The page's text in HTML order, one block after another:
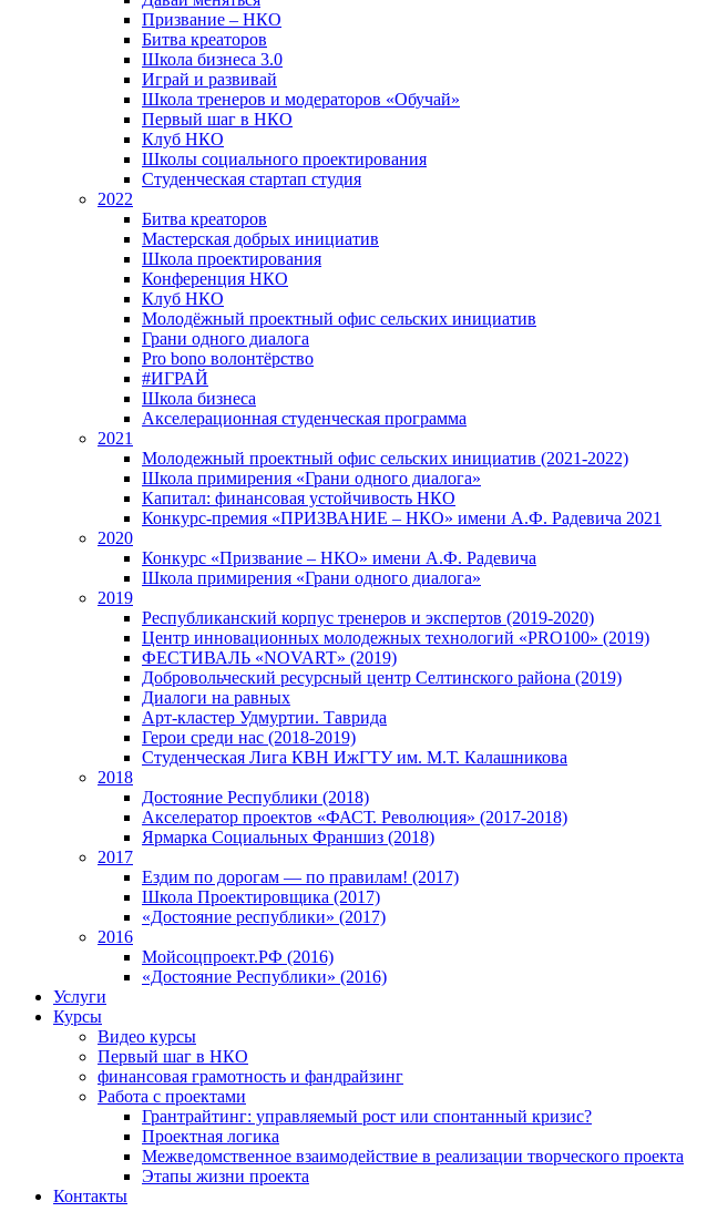
Призвание – НКО
Битва креаторов
Школа бизнеса 3.0
Играй и развивай
Школа тренеров и модераторов «Обучай»
Первый шаг в НКО
Клуб НКО
Школы социального проектирования
Студенческая стартап студия
2022
Битва креаторов
Мастерская добрых инициатив
Школа проектирования
Конференция НКО
Клуб НКО
Молодёжный проектный офис сельских инициатив
Грани одного диалога
Pro bono волонтёрство
#ИГРАЙ
Школа бизнеса
Акселерационная студенческая программа
2021
Молодежный проектный офис сельских инициатив (2021-2022)
Школа примирения «Грани одного диалога»
Капитал: финансовая устойчивость НКО
Конкурс-премия «ПРИЗВАНИЕ – НКО» имени А.Ф. Радевича 2021
2020
Конкурс «Призвание – НКО» имени А.Ф. Радевича
Школа примирения «Грани одного диалога»
2019
Республиканский корпус тренеров и экспертов (2019-2020)
Центр инновационных молодежных технологий «PRO100» (2019)
ФЕСТИВАЛЬ «NOVART» (2019)
Добровольческий ресурсный центр Селтинского района (2019)
Диалоги на равных
Арт-кластер Удмуртии. Таврида
Герои среди нас (2018-2019)
Студенческая Лига КВН ИжГТУ им. М.Т. Калашникова
2018
Достояние Республики (2018)
Акселератор проектов «ФАСТ. Революция» (2017-2018)
Ярмарка Социальных Франшиз (2018)
2017
Ездим по дорогам — по правилам! (2017)
Школа Проектировщика (2017)
«Достояние республики» (2017)
2016
Мойсоцпроект.РФ (2016)
«Достояние Республики» (2016)
Услуги
Курсы
Видео курсы
Первый шаг в НКО
финансовая грамотность и фандрайзинг
Работа с проектами
Грантрайтинг: управляемый рост или спонтанный кризис?
Проектная логика
Межведомственное взаимодействие в реализации творческого проекта
Этапы жизни проекта
Контакты